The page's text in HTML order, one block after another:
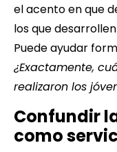
el acento en que
los que
Puede ayudar
¿Exactamente,
realizaron los
Confundir
como